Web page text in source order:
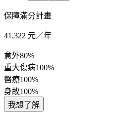
保障滿分計畫
41,322 元／年
意外80%
重大傷病100%
醫療100%
身故100%
我想了解